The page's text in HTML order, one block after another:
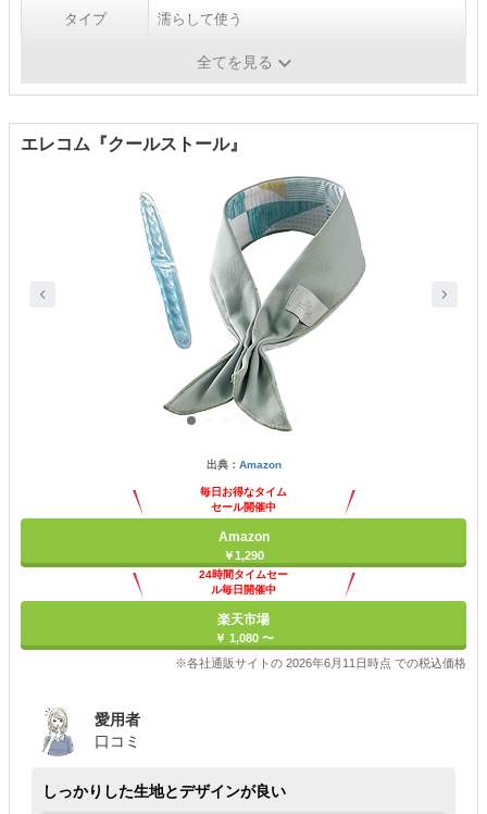
タイプ 濡らして使う
手洗いのみ全てを見る
エレコム『クールストール』
出典： Amazon
毎日お得なタイム
セール開催中
Amazon
￥1,290
24時間タイムセー
ル毎日開催中
楽天市場
￥ 1,080 〜
※各社通販サイトの 2026年6月11日時点 での税込価格
愛用者
口コミ
しっかりした生地とデザインが良い